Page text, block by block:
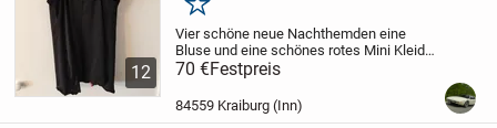
12
Merken
Vier schöne neue Nachthemden eine
Bluse und eine schönes rotes Mini Kleid
zu verkaufen auch einzeln Nachthemden
und Bluse a 10 Euro Mini Kleid 20 Euro
Größe L
70 €Festpreis
84559 Kraiburg (Inn)